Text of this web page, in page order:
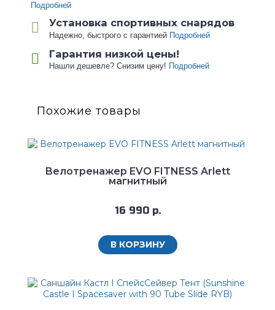
Подробней
Установка спортивных снарядов
Надежно, быстрого с гарантией Подробней
Гарантия низкой цены!
Нашли дешевле? Снизим цену! Подробней
Похожие товары
Велотренажер EVO FITNESS Arlett
магнитный
16 990 р.
В КОРЗИНУ